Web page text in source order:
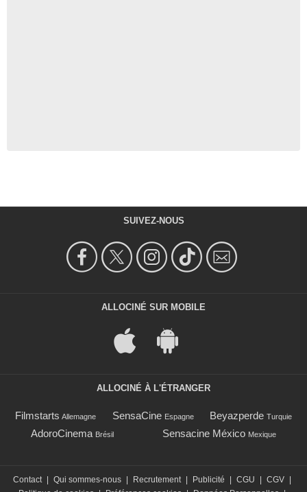
SUIVEZ-NOUS
ALLOCINÉ SUR MOBILE
ALLOCINÉ À L'ÉTRANGER
Filmstarts Allemagne SensaCine Espagne Beyazperde Turquie
AdoroCinema Brésil Sensacine México Mexique
Contact Qui sommes-nous Recrutement Publicité CGU CGV